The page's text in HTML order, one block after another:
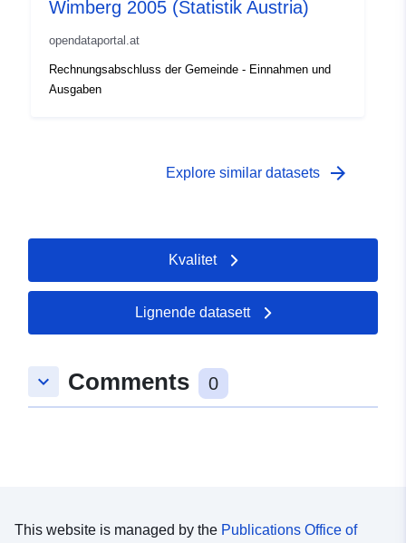
Wimberg 2005 (Statistik Austria)
opendataportal.at
Rechnungsabschluss der Gemeinde - Einnahmen und
Ausgaben
Explore similar datasets arrow_forward
Kvalitet
Lignende datasett
keyboard_arrow_down Comments 0
This website is managed by the Publications Office of